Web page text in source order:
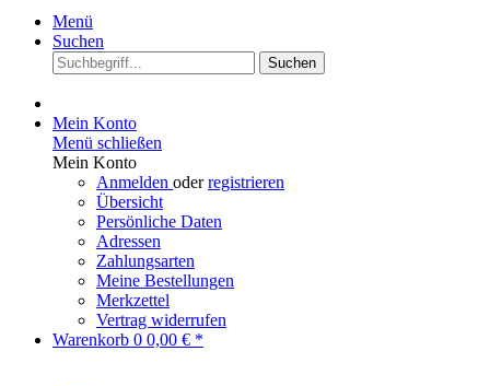
Menü
Suchen
Suchen
Mein Konto
Menü schließen
Mein Konto
Anmelden oderregistrieren
Übersicht
Persönliche Daten
Adressen
Zahlungsarten
Meine Bestellungen
Merkzettel
Vertrag widerrufen
Warenkorb 0 0,00 € *